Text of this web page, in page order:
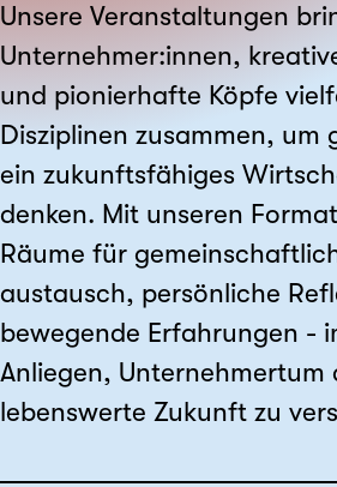
Unsere Veranstaltungen
Unternehmer:innen,
und pionierhafte Köpfe
Disziplinen zusammen, um
ein zukunftsfähiges
denken. Mit unseren
Räume für
austausch, persönliche
bewegende Erfahrungen -
Anliegen, Unternehmertum
lebenswerte Zukunft zu